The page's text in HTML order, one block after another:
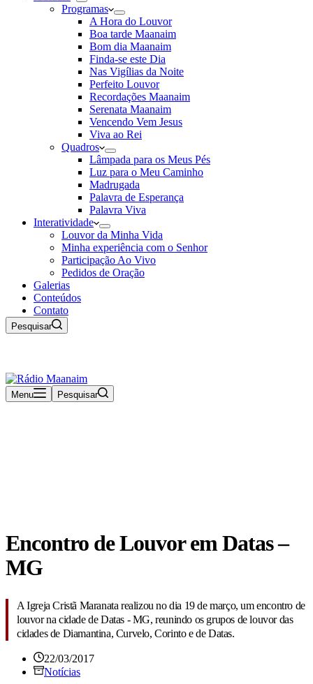
Programas
A Hora do Louvor
Boa tarde Maanaim
Bom dia Maanaim
Finda-se este Dia
Nas Vigílias da Noite
Perfeito Louvor
Recordações Maanaim
Serenata Maanaim
Vencendo Vem Jesus
Viva ao Rei
Quadros
Lâmpada para os Meus Pés
Luz para o Meu Caminho
Madrugada
Palavra de Esperança
Palavra Viva
Interatividade
Louvor da Minha Vida
Minha experiência com o Senhor
Participação Ao Vivo
Pedidos de Oração
Galerias
Conteúdos
Contato
Pesquisar
Menu
Pesquisar
Encontro de Louvor em Datas –
MG
A Igreja Cristã Maranata realizou no dia 19 de março, um encontro de
louvor na cidade de Datas - MG, reunindo os grupos de louvor das
cidades de Diamantina, Curvelo, Corinto e de Datas.
22/03/2017
Notícias